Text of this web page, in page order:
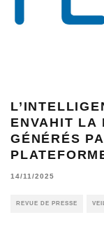
ENVAHIT LA
GÉNÉRÉS
14/11/2025
REVUE DE PRESSE